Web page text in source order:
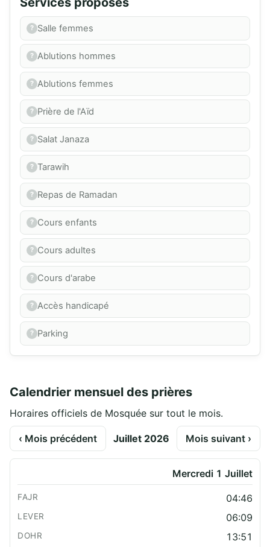
Salle femmes
Ablutions hommes
Ablutions femmes
Prière de l'Aïd
Salat Janaza
Tarawih
Repas de Ramadan
Cours enfants
Cours adultes
Cours d'arabe
Accès handicapé
Parking
Calendrier mensuel des prières
Horaires officiels de Mosquée sur tout le mois.
‹ Mois précédent Juillet 2026 Mois suivant ›
Mercredi 1 Juillet
04:46
06:09
13:51